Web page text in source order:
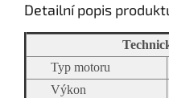
Detailní popis
Typ motoru
Výkon